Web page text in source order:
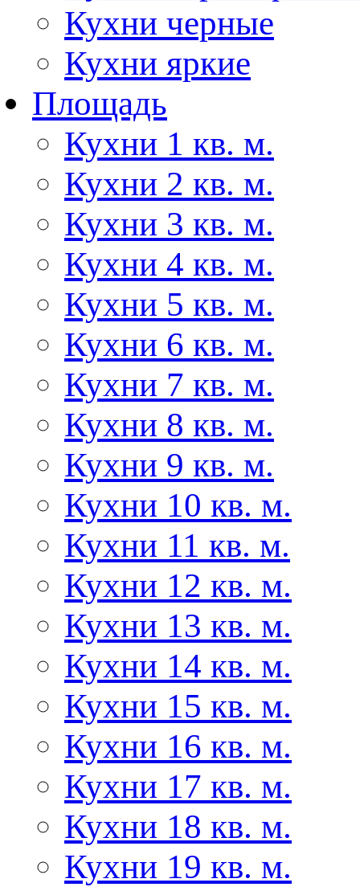
Кухни черные
Кухни яркие
Площадь
Кухни 1 кв. м.
Кухни 2 кв. м.
Кухни 3 кв. м.
Кухни 4 кв. м.
Кухни 5 кв. м.
Кухни 6 кв. м.
Кухни 7 кв. м.
Кухни 8 кв. м.
Кухни 9 кв. м.
Кухни 10 кв. м.
Кухни 11 кв. м.
Кухни 12 кв. м.
Кухни 13 кв. м.
Кухни 14 кв. м.
Кухни 15 кв. м.
Кухни 16 кв. м.
Кухни 17 кв. м.
Кухни 18 кв. м.
Кухни 19 кв. м.